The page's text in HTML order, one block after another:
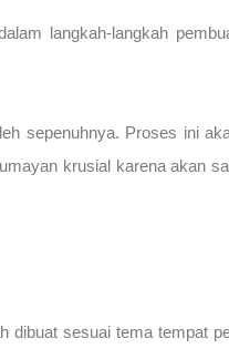
langkah-langkah
sepenuhnya. Proses ini
krusial karena akan
dibuat sesuai tema tempat